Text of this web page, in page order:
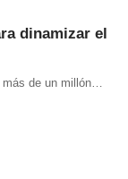
dinamizar el
de un millón…